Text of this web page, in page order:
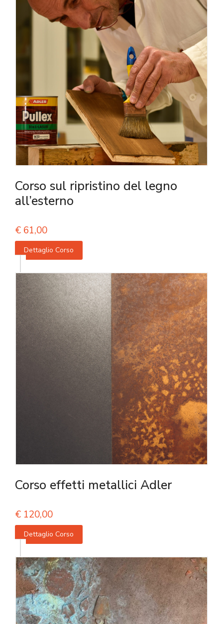
Corso sul ripristino del legno
all’esterno
€ 61,00
Dettaglio Corso
Corso effetti metallici Adler
€ 120,00
Dettaglio Corso